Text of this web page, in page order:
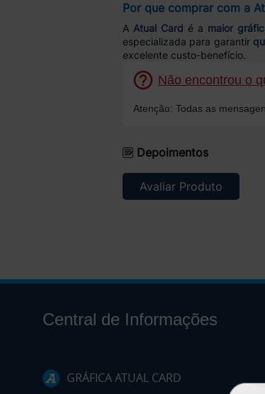
Por que comprar com a
A Atual Card é a maior
especializada para garantir
excelente custo-benefício.
Não encontrou o
Atenção: Todas as
Depoimentos
Avaliar Produto
Central de Informações
GRÁFICA ATUAL CARD